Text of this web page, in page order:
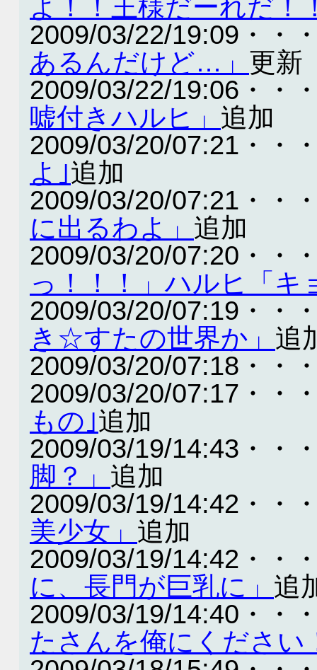
よ！！王様だーれだ！
2009/03/22/19:09・・
あるんだけど…」 更新
2009/03/22/19:06・・
嘘付きハルヒ」 追加
2009/03/20/07:21・・
よ｣追加
2009/03/20/07:21・・
に出るわよ」 追加
2009/03/20/07:20・・
っ！！！」ハルヒ「キ
2009/03/20/07:19・・
き☆すたの世界か」 追
2009/03/20/07:18・・
2009/03/20/07:17・・
もの｣追加
2009/03/19/14:43・・
脚？」 追加
2009/03/19/14:42・・
美少女」 追加
2009/03/19/14:42・・
に、長門が巨乳に」 追
2009/03/19/14:40・・
たさんを俺にください